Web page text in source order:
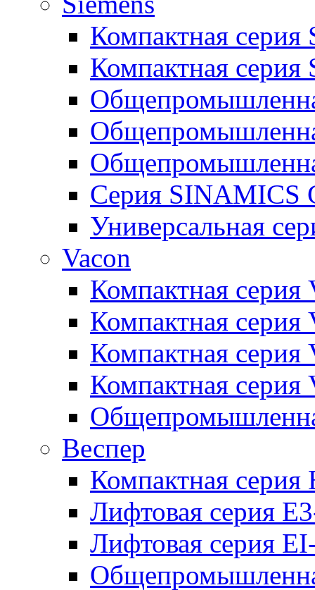
Компактная
Компактная
Серия SINAMICS
Универсальная
Vacon
Компактная серия
Компактная серия
Компактная
Компактная серия
Веспер
Компактная серия
Лифтовая серия
Лифтовая серия